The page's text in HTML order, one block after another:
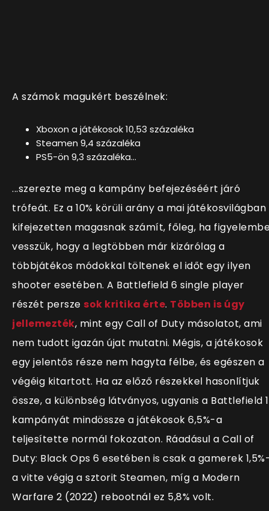
A számok magukért beszélnek:
Xboxon a játékosok 10,53 százaléka
Steamen 9,4 százaléka
PS5-ön 9,3 százaléka...
...szerezte meg a kampány befejezéséért járó
trófeát. Ez a 10% körüli arány a mai játékosvilágban
kifejezetten magasnak számít, főleg, ha
vesszük, hogy a legtöbben már kizárólag a
többjátékos módokkal töltenek el időt egy ilyen
shooter esetében. A Battlefield 6 single player
részét persze sok kritika érte. Többen is úgy
jellemezték, mint egy Call of Duty másolatot, ami
nem tudott igazán újat mutatni. Mégis, a játékosok
egy jelentős része nem hagyta félbe, és egészen a
végéig kitartott. Ha az előző részekkel hasonlítjuk
össze, a különbség látványos, ugyanis a Battlefield 1
kampányát mindössze a játékosok 6,5%-a
teljesítette normál fokozaton. Ráadásul a Call of
Duty: Black Ops 6 esetében is csak a gamerek
a vitte végig a sztorit Steamen, míg a Modern
Warfare 2 (2022) rebootnál ez 5,8% volt.